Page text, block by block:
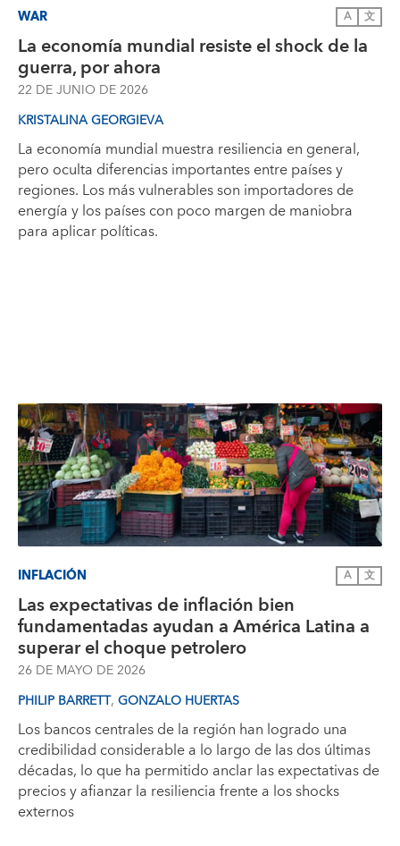
WAR A 文
La economía mundial resiste el shock de la
guerra, por ahora
22 DE JUNIO DE 2026
KRISTALINA GEORGIEVA
La economía mundial muestra resiliencia en general,
pero oculta diferencias importantes entre países y
regiones. Los más vulnerables son importadores de
energía y los países con poco margen de maniobra
para aplicar políticas.
INFLACIÓN A 文
Las expectativas de inflación bien
fundamentadas ayudan a América Latina a
superar el choque petrolero
26 DE MAYO DE 2026
PHILIP BARRETT, GONZALO HUERTAS
Los bancos centrales de la región han logrado una
credibilidad considerable a lo largo de las dos últimas
décadas, lo que ha permitido anclar las expectativas de
precios y afianzar la resiliencia frente a los shocks
externos